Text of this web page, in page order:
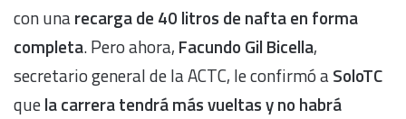
con unarecarga de 40 litros de nafta en forma
completa. Pero ahora, Facundo Gil Bicella,
secretario general de la ACTC, le confirmó aSoloTC
quela carrera tendrá más vueltasy no habrá